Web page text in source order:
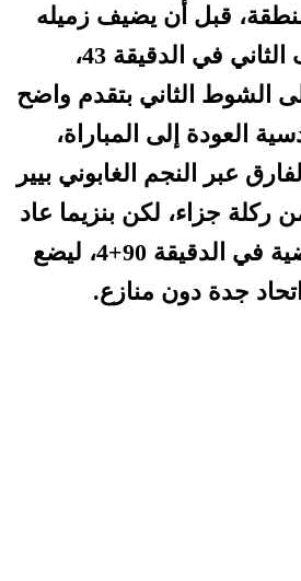
قبل أن يضيف زميله
حسام عوار الهدف الثاني في الدقيقة 43،
الشوط الثاني بتقدم واضح
العودة إلى المباراة،
عبر النجم الغابوني بيير
ركلة جزاء، لكن بنزيما عاد
ليسدد ضربة القاضية في الدقيقة 90+4، ليضع
جدة دون منازع.